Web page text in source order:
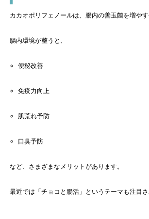
カカオポリフェノールは、腸内の善玉菌を増やす
腸内環境が整うと、
便秘改善
免疫力向上
肌荒れ予防
口臭予防
など、さまざまなメリットがあります。
最近では「チョコと腸活」というテーマも注目さ